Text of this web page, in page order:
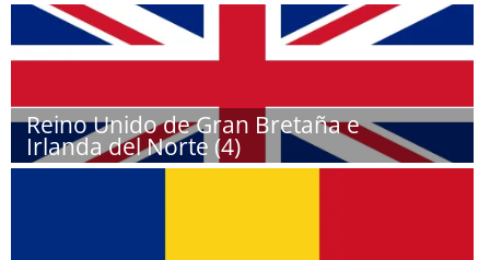
Reino Unido de Gran Bretaña e
Irlanda del Norte (4)